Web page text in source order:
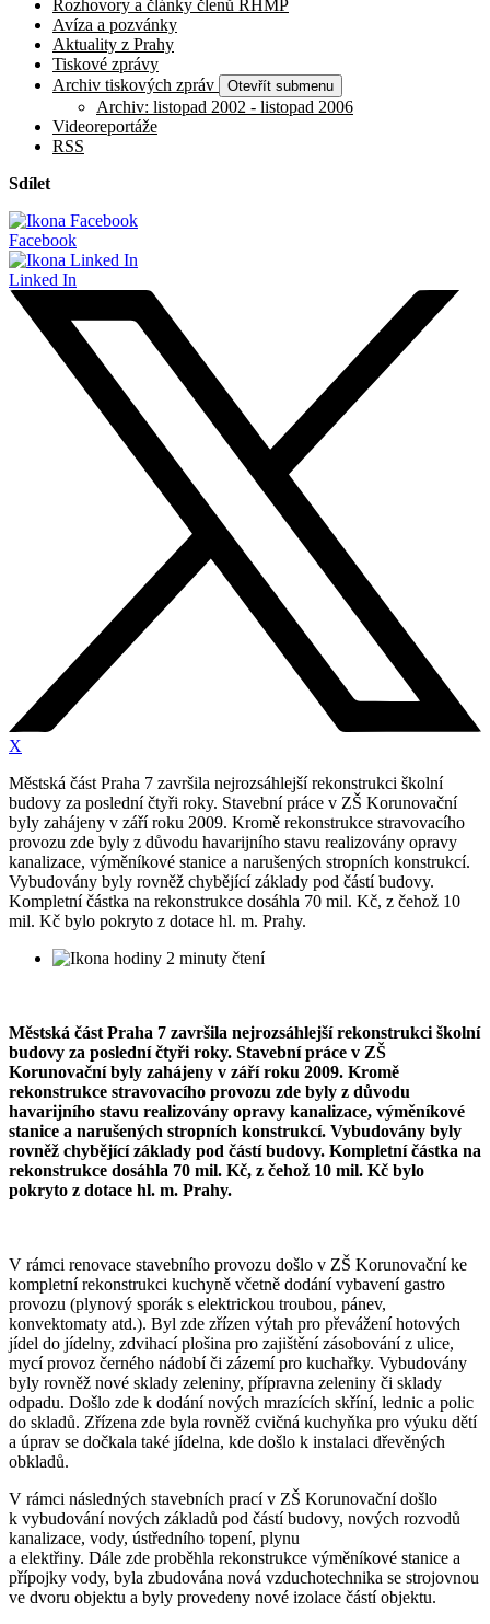
Rozhovory a články členů RHMP
Avíza a pozvánky
Aktuality z Prahy
Tiskové zprávy
Archiv tiskových zpráv
Otevřít submenu
Archiv: listopad 2002 - listopad 2006
Videoreportáže
RSS
Sdílet
Facebook
Linked In
X
Městská část Praha 7 završila nejrozsáhlejší rekonstrukci školní
budovy za poslední čtyři roky. Stavební práce v ZŠ Korunovační
byly zahájeny v září roku 2009. Kromě rekonstrukce stravovacího
provozu zde byly z důvodu havarijního stavu realizovány opravy
kanalizace, výměníkové stanice a narušených stropních konstrukcí.
Vybudovány byly rovněž chybějící základy pod částí budovy.
Kompletní částka na rekonstrukce dosáhla 70 mil. Kč, z čehož 10
mil. Kč bylo pokryto z dotace hl. m. Prahy.
2 minuty čtení
Městská část Praha 7 završila nejrozsáhlejší rekonstrukci školní
budovy za poslední čtyři roky. Stavební práce v ZŠ
Korunovační byly zahájeny v září roku 2009. Kromě
rekonstrukce stravovacího provozu zde byly z důvodu
havarijního stavu realizovány opravy kanalizace, výměníkové
stanice a narušených stropních konstrukcí. Vybudovány byly
rovněž chybějící základy pod částí budovy. Kompletní částka na
rekonstrukce dosáhla 70 mil. Kč, z čehož 10 mil. Kč bylo
pokryto z dotace hl. m. Prahy.
V rámci renovace stavebního provozu došlo v ZŠ Korunovační ke
kompletní rekonstrukci kuchyně včetně dodání vybavení gastro
provozu (plynový sporák s elektrickou troubou, pánev,
konvektomaty atd.). Byl zde zřízen výtah pro převážení hotových
jídel do jídelny, zdvihací plošina pro zajištění zásobování z ulice,
mycí provoz černého nádobí či zázemí pro kuchařky. Vybudovány
byly rovněž nové sklady zeleniny, přípravna zeleniny či sklady
odpadu. Došlo zde k dodání nových mrazících skříní, lednic a polic
do skladů. Zřízena zde byla rovněž cvičná kuchyňka pro výuku dětí
a úprav se dočkala také jídelna, kde došlo k instalaci dřevěných
obkladů.
V rámci následných stavebních prací v ZŠ Korunovační došlo
k vybudování nových základů pod částí budovy, nových rozvodů
kanalizace, vody, ústředního topení, plynu
a elektřiny. Dále zde proběhla rekonstrukce výměníkové stanice a
přípojky vody, byla zbudována nová vzduchotechnika se strojovnou
ve dvoru objektu a byly provedeny nové izolace částí objektu.